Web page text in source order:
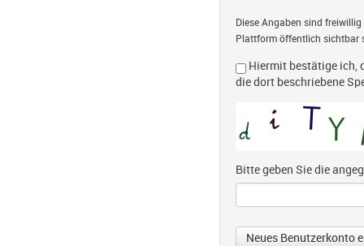
Diese Angaben sind
Plattform öffentlich sichtbar
Hiermit bestätige ich,
die dort beschriebene
Bitte geben Sie die